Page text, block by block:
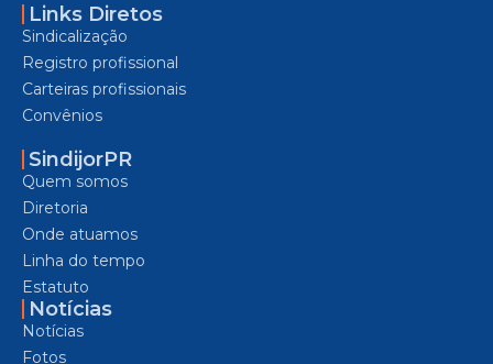
Links Diretos
Sindicalização
Registro profissional
Carteiras profissionais
Convênios
SindijorPR
Quem somos
Diretoria
Onde atuamos
Linha do tempo
Estatuto
Notícias
Notícias
Fotos